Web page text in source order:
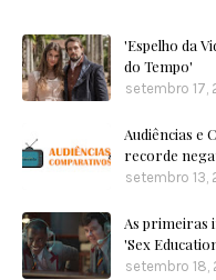
'Espelho da
do Tempo'
setembro 17,
Audiências e
recorde
setembro 13,
As primeiras
'Sex
setembro 18,